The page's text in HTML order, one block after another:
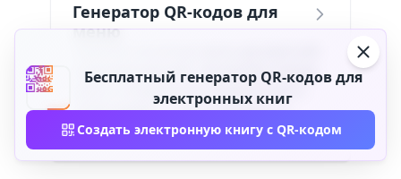
Генератор QR-кодов для
меню
цифровой версией. Обновляйте блюда,
цены и специальные предложения в
любое время — гости сканируют и
просматривают их на своем телефоне.
Бесплатный генератор QR-кодов для
электронных книг
Создать электронную книгу с QR-кодом